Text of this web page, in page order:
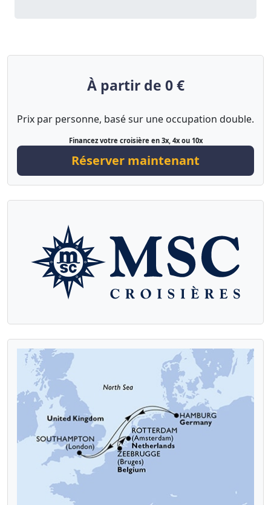
À partir de 0 €
Prix par personne, basé sur une occupation double.
Financez votre croisière en 3x, 4x ou 10x
Réserver maintenant